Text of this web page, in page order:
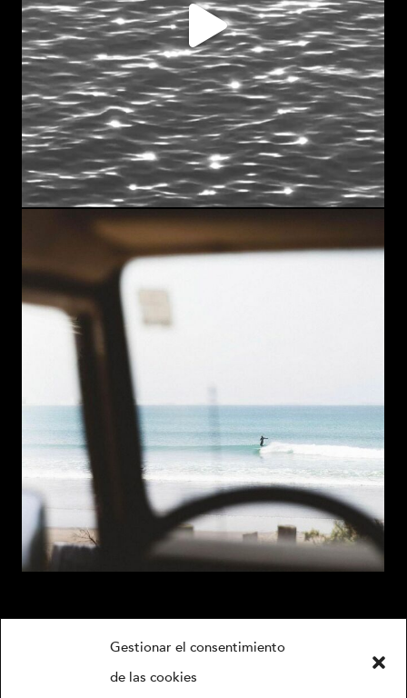
Gestionar el consentimiento
de las cookies